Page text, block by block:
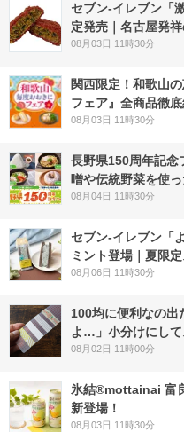
セブン-イレブン「
定発売｜名古屋発
08月03日 11時30分
関西限定！和歌山
フェア』全商品徹
08月03日 11時30分
長野県150周年記
噌や伝統野菜を使
08月04日 11時30分
セブン‐イレブン「
ミント登場｜夏限
08月06日 11時30分
100均に便利なの出
よ…」小分けにし
08月02日 11時00分
氷結®mottainai 富
新登場！
08月03日 11時30分